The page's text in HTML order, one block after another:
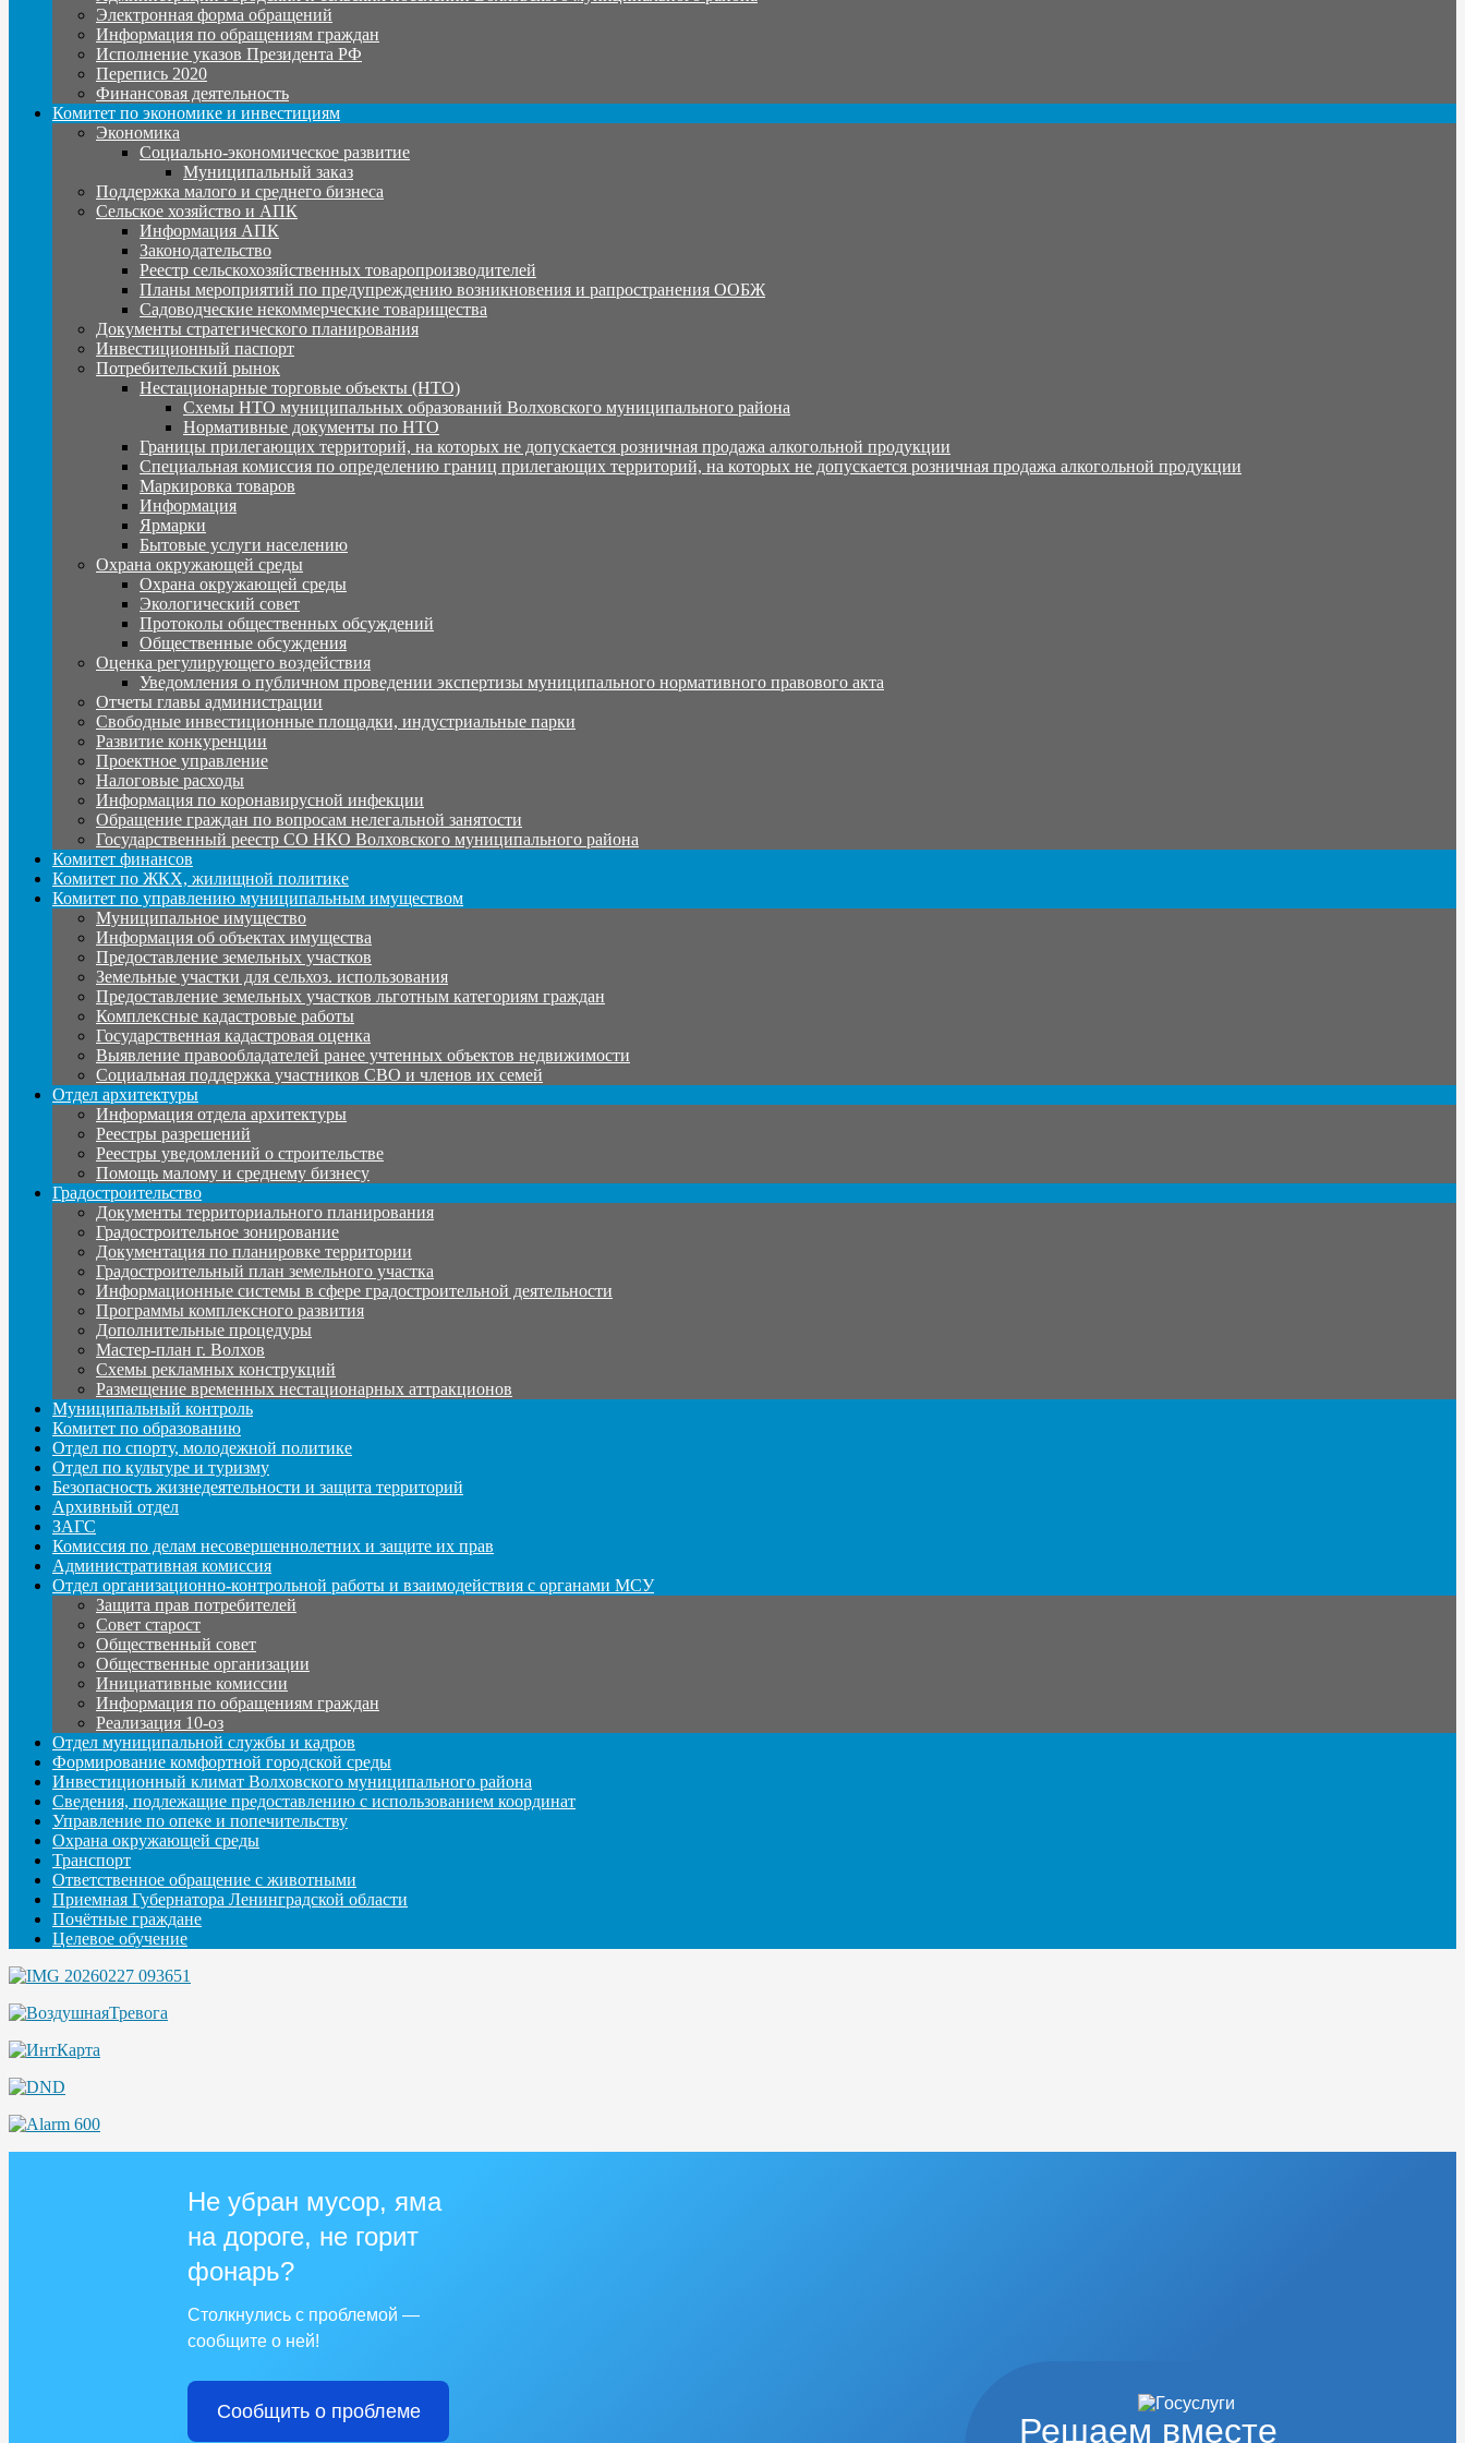
Электронная форма обращений
Информация по обращениям граждан
Исполнение указов Президента РФ
Перепись 2020
Финансовая деятельность
Комитет по экономике и инвестициям
Экономика
Социально-экономическое развитие
Муниципальный заказ
Поддержка малого и среднего бизнеса
Сельское хозяйство и АПК
Информация АПК
Законодательство
Реестр сельскохозяйственных товаропроизводителей
Планы мероприятий по предупреждению возникновения и рапространения ООБЖ
Садоводческие некоммерческие товарищества
Документы стратегического планирования
Инвестиционный паспорт
Потребительский рынок
Нестационарные торговые объекты (НТО)
Схемы НТО муниципальных образований Волховского муниципального района
Нормативные документы по НТО
Границы прилегающих территорий, на которых не допускается розничная продажа алкогольной продукции
Специальная комиссия по определению границ прилегающих территорий, на которых не допускается розничная продажа алкогольной продукции
Маркировка товаров
Информация
Ярмарки
Бытовые услуги населению
Охрана окружающей среды
Охрана окружающей среды
Экологический совет
Протоколы общественных обсуждений
Общественные обсуждения
Оценка регулирующего воздействия
Уведомления о публичном проведении экспертизы муниципального нормативного правового акта
Отчеты главы администрации
Свободные инвестиционные площадки, индустриальные парки
Развитие конкуренции
Проектное управление
Налоговые расходы
Информация по коронавирусной инфекции
Обращение граждан по вопросам нелегальной занятости
Государственный реестр СО НКО Волховского муниципального района
Комитет финансов
Комитет по ЖКХ, жилищной политике
Комитет по управлению муниципальным имуществом
Муниципальное имущество
Информация об объектах имущества
Предоставление земельных участков
Земельные участки для сельхоз. использования
Предоставление земельных участков льготным категориям граждан
Комплексные кадастровые работы
Государственная кадастровая оценка
Выявление правообладателей ранее учтенных объектов недвижимости
Социальная поддержка участников СВО и членов их семей
Отдел архитектуры
Информация отдела архитектуры
Реестры разрешений
Реестры уведомлений о строительстве
Помощь малому и среднему бизнесу
Градостроительство
Документы территориального планирования
Градостроительное зонирование
Документация по планировке территории
Градостроительный план земельного участка
Информационные системы в сфере градостроительной деятельности
Программы комплексного развития
Дополнительные процедуры
Мастер-план г. Волхов
Схемы рекламных конструкций
Размещение временных нестационарных аттракционов
Муниципальный контроль
Комитет по образованию
Отдел по спорту, молодежной политике
Отдел по культуре и туризму
Безопасность жизнедеятельности и защита территорий
Архивный отдел
ЗАГС
Комиссия по делам несовершеннолетних и защите их прав
Административная комиссия
Отдел организационно-контрольной работы и взаимодействия с органами МСУ
Защита прав потребителей
Совет старост
Общественный совет
Общественные организации
Инициативные комиссии
Информация по обращениям граждан
Реализация 10-оз
Отдел муниципальной службы и кадров
Формирование комфортной городской среды
Инвестиционный климат Волховского муниципального района
Сведения, подлежащие предоставлению с использованием координат
Управление по опеке и попечительству
Охрана окружающей среды
Транспорт
Ответственное обращение с животными
Приемная Губернатора Ленинградской области
Почётные граждане
Целевое обучение
Решаем вместе
Не убран мусор, яма
на дороге, не горит
фонарь?
Столкнулись с проблемой —
сообщите о ней!
Сообщить о проблеме